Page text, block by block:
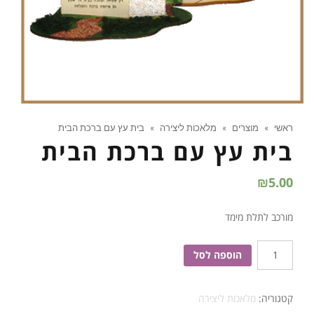
ראשי » מוצרים » מלאכות ליצירה » בית עץ עם ברכת הבית
בית עץ עם ברכת הבית
₪5.00
מורכב לתלת מימד
כמות
של
עץ
הוספה לסל
קטגוריה: מלאכות ליצירה